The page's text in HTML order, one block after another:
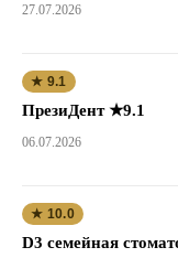
27.07.2026
★ 9.1
ПрезиДент ★9.1
06.07.2026
★ 10.0
D3 семейная